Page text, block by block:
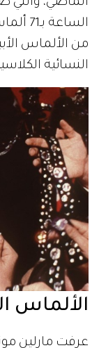
الماضي، والتي
من الألماس
النسائية
الألماس
عرفت مارلين